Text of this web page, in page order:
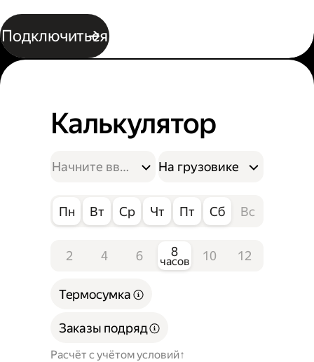
Подключиться
Калькулятор
На грузовике
Пн Вт Ср Чт Пт Сб Вс
2 4 6 8
часов 10 12
Расчёт с учётом условий
Термосумка
Заказы подряд